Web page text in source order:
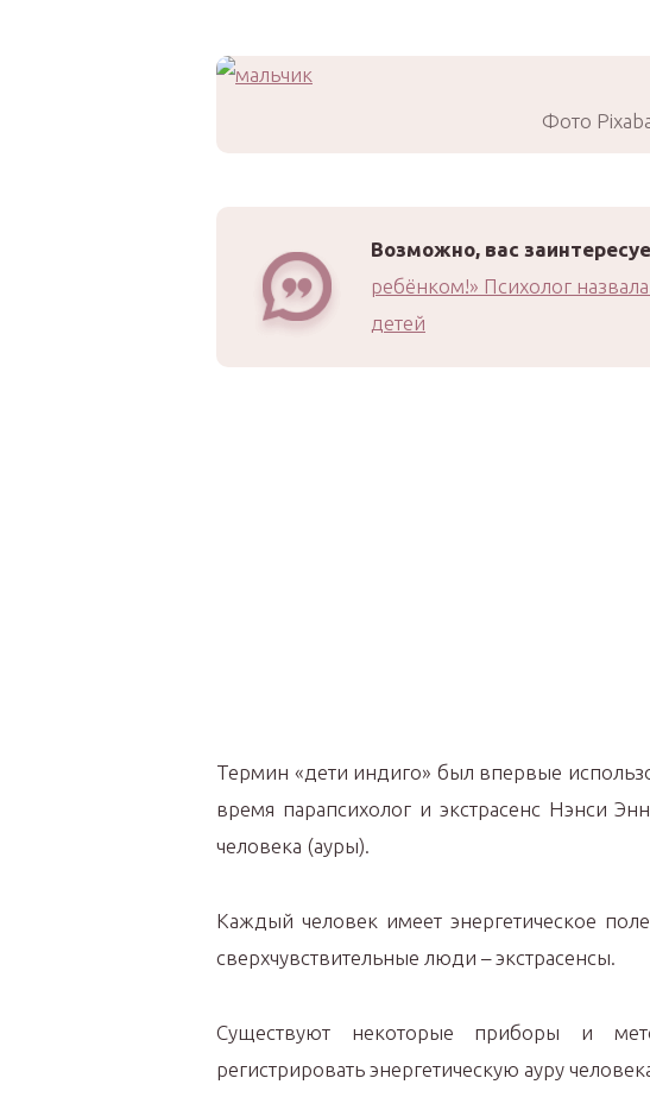
Фото
Возможно, вас
ребёнком!» Психолог
детей
Термин «дети индиго» был впервые
время парапсихолог и экстрасенс Нэнси
человека (ауры).
Каждый человек имеет энергетическое
сверхчувствительные люди – экстрасенсы.
Существуют некоторые приборы и
регистрировать энергетическую ауру